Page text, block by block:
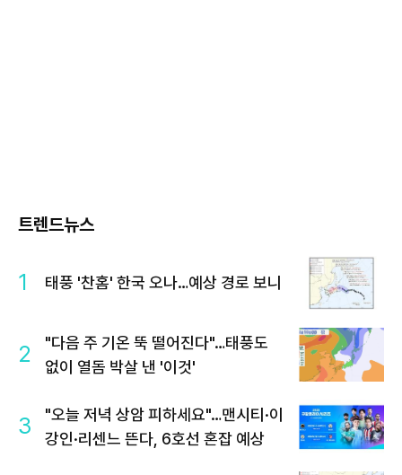
트렌드뉴스
1 태풍 '찬홈' 한국 오나…예상 경로 보니
2
"다음 주 기온 뚝 떨어진다"…태풍도
없이 열돔 박살 낸 '이것'
3
"오늘 저녁 상암 피하세요"…맨시티·이
강인·리센느 뜬다, 6호선 혼잡 예상